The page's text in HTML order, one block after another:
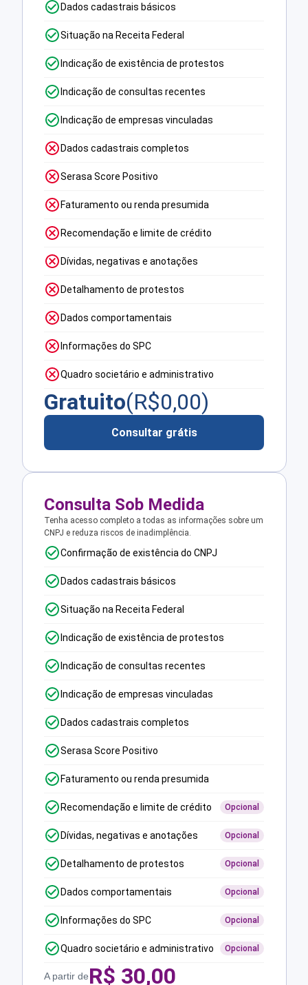
Dados cadastrais básicos
Situação na Receita Federal
Indicação de existência de protestos
Indicação de consultas recentes
Indicação de empresas vinculadas
Dados cadastrais completos
Serasa Score Positivo
Faturamento ou renda presumida
Recomendação e limite de crédito
Dívidas, negativas e anotações
Detalhamento de protestos
Dados comportamentais
Informações do SPC
Quadro societário e administrativo
Gratuito(R$0,00)
Consultar grátis
Consulta Sob Medida
Tenha acesso completo a todas as informações sobre um
CNPJ e reduza riscos de inadimplência.
Confirmação de existência do CNPJ
Dados cadastrais básicos
Situação na Receita Federal
Indicação de existência de protestos
Indicação de consultas recentes
Indicação de empresas vinculadas
Dados cadastrais completos
Serasa Score Positivo
Faturamento ou renda presumida
Recomendação e limite de crédito Opcional
Dívidas, negativas e anotações Opcional
Detalhamento de protestos Opcional
Dados comportamentais Opcional
Informações do SPC Opcional
Quadro societário e administrativo Opcional
A partir deR$ 30,00